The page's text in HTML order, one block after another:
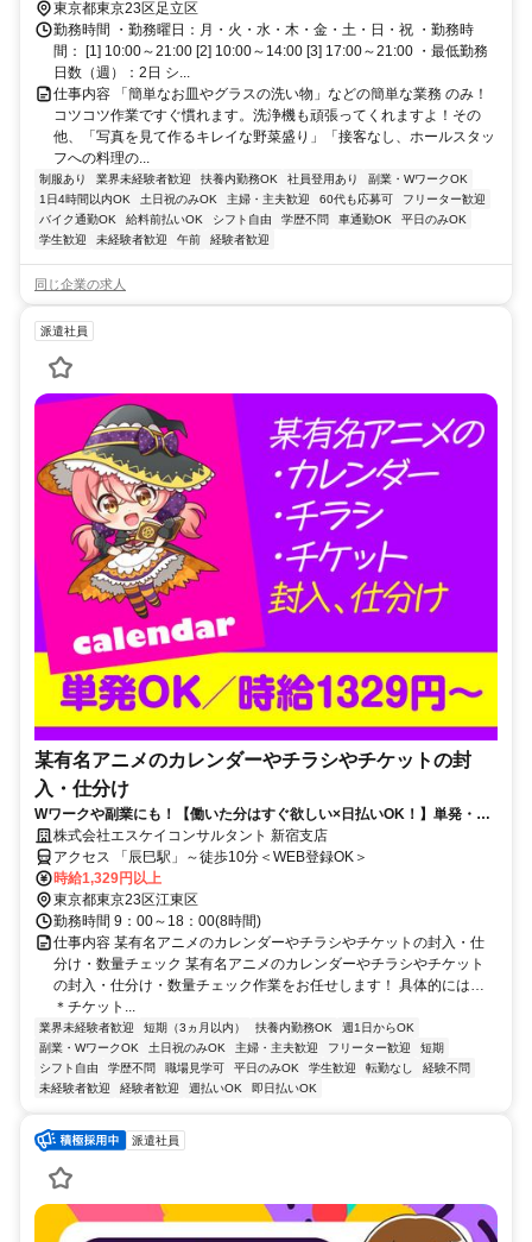
京都）東口徒歩約11分 大師前駅～徒歩5分
東京都東京23区足立区
勤務時間 ・勤務曜日：月・火・水・木・金・土・日・祝 ・勤務時
間： [1] 10:00～21:00 [2] 10:00～14:00 [3] 17:00～21:00 ・最低勤務
日数（週）：2日 シ...
仕事内容 「簡単なお皿やグラスの洗い物」などの簡単な業務 のみ！
コツコツ作業ですぐ慣れます。洗浄機も頑張ってくれますよ！その
他、「写真を見て作るキレイな野菜盛り」「接客なし、ホールスタッ
フへの料理の...
制服あり 業界未経験者歓迎 扶養内勤務OK 社員登用あり
副業・WワークOK
1日4時間以内OK
土日祝のみOK 主婦・主夫歓迎 60代も応募可
フリーター歓迎
バイク通勤OK
給料前払いOK シフト自由 学歴不問 車通勤OK
平日のみOK
学生歓迎
未経験者歓迎 午前 経験者歓迎
同じ企業の求人
派遣社員
某有名アニメのカレンダーやチラシやチケットの封
入・仕分け
Wワークや副業にも！【働いた分はすぐ欲しい×日払いOK！】単発・短
期・週1日～希望の働き方あり♪
株式会社エスケイコンサルタント 新宿支店
アクセス 「辰巳駅」～徒歩10分＜WEB登録OK＞
時給1,329円以上
東京都東京23区江東区
勤務時間 9：00～18：00(8時間)
仕事内容 某有名アニメのカレンダーやチラシやチケットの封入・仕
分け・数量チェック 某有名アニメのカレンダーやチラシやチケット
の封入・仕分け・数量チェック作業をお任せします！ 具体的には…
＊チケット...
業界未経験者歓迎 短期（3ヵ月以内） 扶養内勤務OK
週1日からOK
副業・WワークOK
土日祝のみOK 主婦・主夫歓迎 フリーター歓迎
短期
シフト自由
学歴不問 職場見学可 平日のみOK 学生歓迎 転勤なし
経験不問
未経験者歓迎
経験者歓迎 週払いOK 即日払いOK
派遣社員